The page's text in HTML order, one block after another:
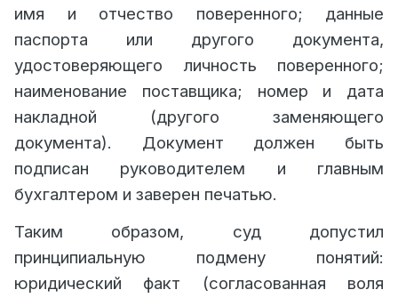
имя и отчество поверенного; данные
паспорта или другого документа,
удостоверяющего личность поверенного;
наименование поставщика; номер и дата
накладной (другого заменяющего
документа). Документ должен быть
подписан руководителем и главным
бухгалтером и заверен печатью.
Таким образом, суд допустил
принципиальную подмену понятий:
юридический факт (согласованная воля